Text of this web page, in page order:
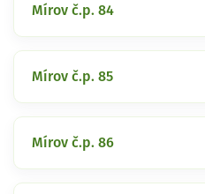
Mírov č.p. 84
Mírov č.p. 85
Mírov č.p. 86